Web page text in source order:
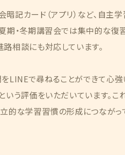
記カード（アプリ）など、自主
期・冬期講習会では集中的な復
相談にも対応しています。
LINEで尋ねることができて心強
いう評価をいただいています。こ
的な学習習慣の形成につながっ